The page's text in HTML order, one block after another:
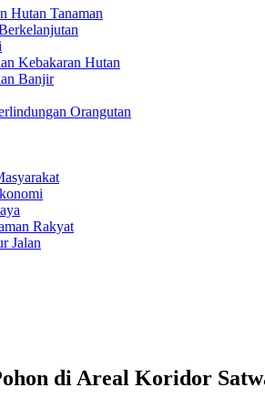
Hutan Tanaman
Kebakaran Hutan
Banjir
Orangutan
Rakyat
Jalan
di Areal Koridor